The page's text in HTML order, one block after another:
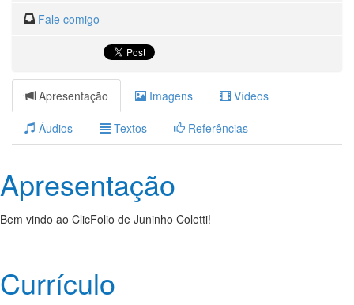
Fale comigo
Apresentação Imagens Vídeos
Áudios Textos Referências
Apresentação
Bem vindo ao ClicFolio de Juninho Coletti!
Currículo